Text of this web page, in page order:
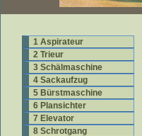
1 Aspirateur
2 Trieur
3 Schälmaschine
4 Sackaufzug
5 Bürstmaschine
6 Plansichter
7 Elevator
8 Schrotgang